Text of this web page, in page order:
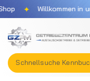
Zum Hauptinhalt
✦ Willkommen in